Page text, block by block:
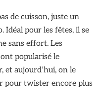
de cuisson, juste un
Idéal pour les fêtes, il se
sans effort. Les
popularisé le
et aujourd’hui, on le
pour twister encore plus